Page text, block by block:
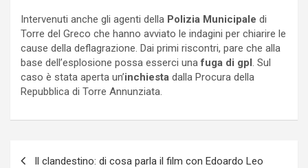
Intervenuti anche gli agenti della Polizia Municipale di
Torre del Greco che hanno avviato le indagini per chiarire le
cause della deflagrazione. Dai primi riscontri, pare che alla
base dell’esplosione possa esserci unafuga di gpl. Sul
caso è stata aperta un’inchiesta dalla Procura della
Repubblica di Torre Annunziata.
Il clandestino: di cosa parla il film con Edoardo Leo